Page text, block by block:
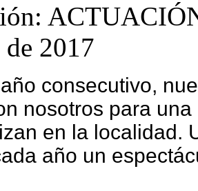
2017
consecutivo,
nosotros para
en la localidad.
año un